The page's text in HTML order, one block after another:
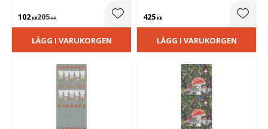
102 KR205KR Lägg till i favoriter
LÄGG I VARUKORGEN
425 KR
LÄGG I VARUKORGEN